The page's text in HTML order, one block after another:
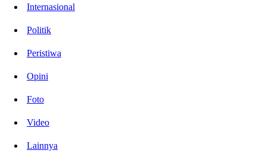
Internasional
Politik
Peristiwa
Opini
Foto
Video
Lainnya